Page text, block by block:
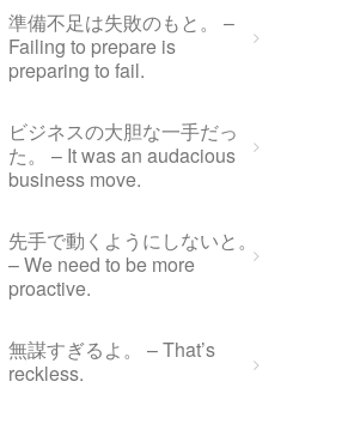
準備不足は失敗のもと。 –
Failing to prepare is
preparing to fail.
ビジネスの大胆な一手だっ
た。 – It was an audacious
business move.
先手で動くようにしないと。
– We need to be more
proactive.
無謀すぎるよ。 – That’s
reckless.